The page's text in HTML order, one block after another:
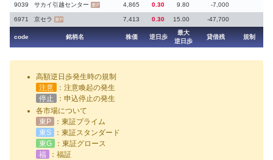
9039 サカイ引越センター 東P 4,865 0.30 9.80 -7,000
6971 京セラ 東P 7,413 0.30 15.00 -47,700
code 銘柄名 株価 逆日歩
最大
逆日歩
貸借残 規制
高額逆日歩発生時の規制
注意
：注意喚起の発生
停止
：申込停止の発生
各市場について
東P
：東証プライム
東S
：東証スタンダード
東G
：東証グロース
福
：福証